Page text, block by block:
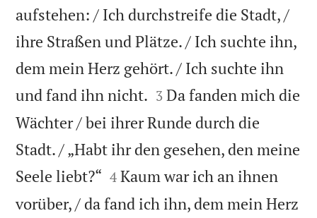
aufstehen: / Ich durchstreife die Stadt, /
ihre Straßen und Plätze. / Ich suchte ihn,
dem mein Herz gehört. / Ich suchte ihn
und fand ihn nicht. 

3 Da fanden mich die
Wächter / bei ihrer Runde durch die
Stadt. / „Habt ihr den gesehen, den meine
Seele liebt?“ 

4 Kaum war ich an ihnen
vorüber, / da fand ich ihn, dem mein Herz